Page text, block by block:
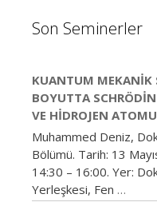
Son Seminerler
KUANTUM MEKANIK
BOYUTTA
VE HIDROJEN
Muhammed Deniz,
Bölümü. Tarih: 13
14:30 – 16:00. Yer:
Yerleşkesi, Fen …